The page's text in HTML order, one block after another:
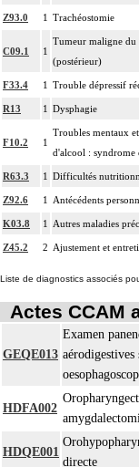
Z93.0 1 Trachéostomie
C09.1 1
Tumeur maligne
(postérieur)
F33.4 1 Trouble dépressif
R13 1 Dysphagie
F10.2 1
Troubles mentaux
d'alcool : syndrome
R63.3 1 Difficultés
Z92.6 1 Antécédents
K03.8 1 Autres maladies
Z45.2 2 Ajustement et
Liste de diagnostics associés
Actes CCAM
GEQE013
Examen
aérodigestives
HDFA002
HDQE001
directe